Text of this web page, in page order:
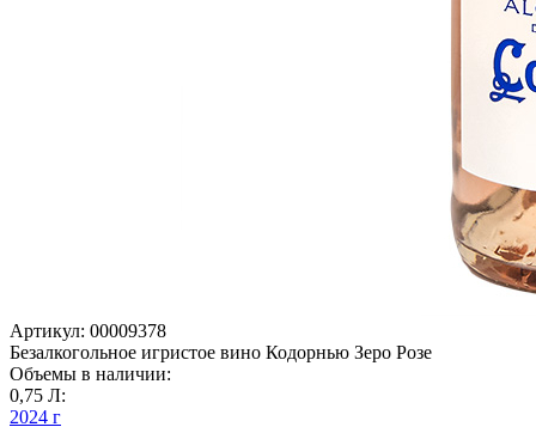
Артикул: 00009378
Безалкогольное игристое вино Кодорнью Зеро Розе
Объемы в наличии:
0,75 Л:
2024 г